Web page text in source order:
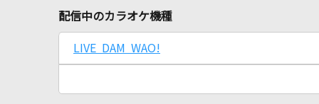
配信中のカラオケ機種
LIVE DAM WAO!